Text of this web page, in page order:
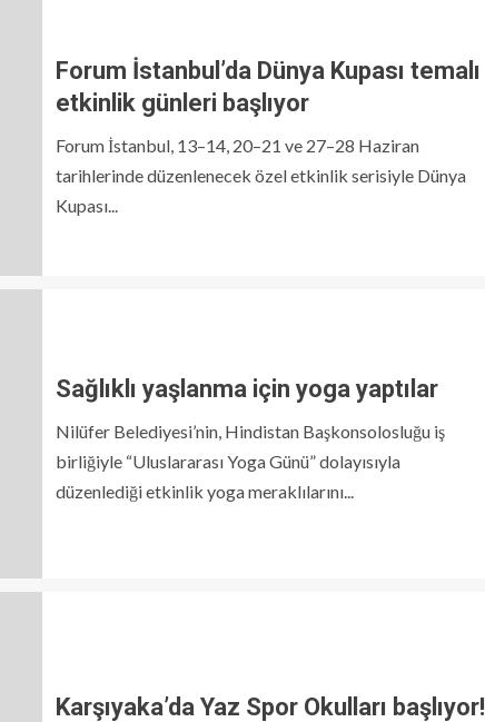
Forum İstanbul’da Dünya Kupası temalı
etkinlik günleri başlıyor
Forum İstanbul, 13–14, 20–21 ve 27–28 Haziran
tarihlerinde düzenlenecek özel etkinlik serisiyle Dünya
Kupası...
Sağlıklı yaşlanma için yoga yaptılar
Nilüfer Belediyesi’nin, Hindistan Başkonsolosluğu iş
birliğiyle “Uluslararası Yoga Günü” dolayısıyla
düzenlediği etkinlik yoga meraklılarını...
Karşıyaka’da Yaz Spor Okulları başlıyor!